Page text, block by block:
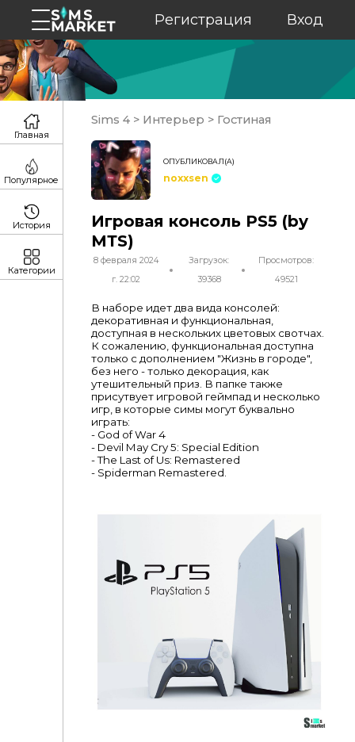
Регистрация Вход
Sims 4 > Интерьер > Гостиная
ОПУБЛИКОВАЛ(А)
noxxsen
Игровая консоль PS5 (by
МТS)
8 февраля 2024
г. 22:02
Загрузок:
39368
Просмотров:
49521
В наборе идет два вида консолей:
декоративная и функциональная,
доступная в нескольких цветовых свотчах.
К сожалению, функциональная доступна
только с дополнением "Жизнь в городе",
без него - только декорация, как
утешительный приз. В папке также
присутвует игровой геймпад и несколько
игр, в которые симы могут буквально
играть:
- God of War 4
- Devil May Cry 5: Special Edition
- The Last of Us: Remastered
- Spiderman Remastered.
Главная
Популярное
История
Категории